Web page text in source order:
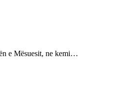
e Mësuesit, ne kemi…